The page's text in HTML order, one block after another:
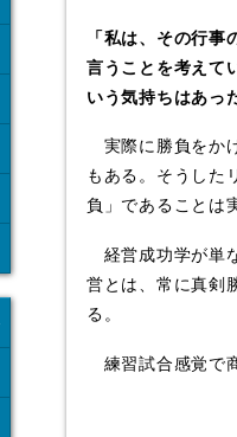
「私は、その行
言うことを考えて
いう気持ちはあっ
実際に勝負をか
もある。そうした
負」であることは
経営成功学が単
営とは、常に真剣
る。
練習試合感覚で